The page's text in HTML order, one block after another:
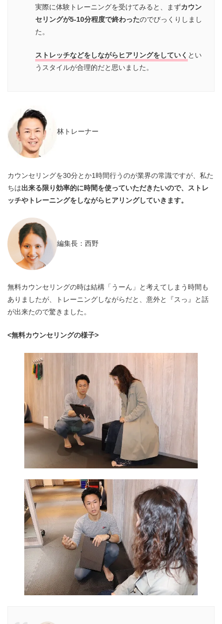
実際に体験トレーニングを受けてみると、まずカウン
セリングが5-10分程度で終わったのでびっくりしまし
た。
ストレッチなどをしながらヒアリングをしていく とい
うスタイルが合理的だと思いました。
林トレーナー
カウンセリングを30分とか1時間行うのが業界の常識ですが、私た
ちは出来る限り効率的に時間を使っていただきたいので、ストレ
ッチやトレーニングをしながらヒアリングしていきます。
編集長：西野
無料カウンセリングの時は結構「うーん」と考えてしまう時間も
ありましたが、トレーニングしながらだと、意外と『スっ』と話
が出来たので驚きました。
<無料カウンセリングの様子>